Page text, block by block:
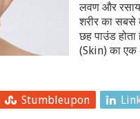
लवण और
शरीर का
छह पाउंड
(Skin) का एक
Stumbleupon